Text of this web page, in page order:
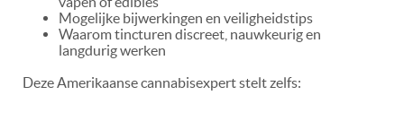
Mogelijke bijwerkingen en veiligheidstips
Waarom tincturen discreet, nauwkeurig en
langdurig werken
Deze Amerikaanse cannabisexpert stelt zelfs: